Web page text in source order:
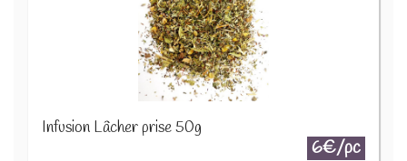
Infusion Lâcher prise 50g
6€/pc